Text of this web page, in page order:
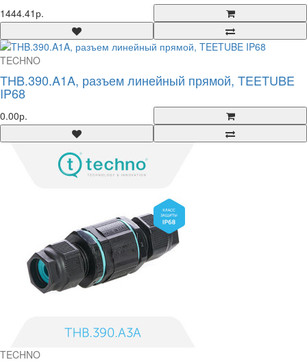
1444.41р.
TECHNO
THB.390.A1A, разъем линейный прямой, TEETUBE
IP68
0.00р.
TECHNO